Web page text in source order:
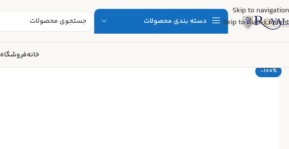
Skip to navigation
Skip to main content
دسته بندی محصولات
خانهفروشگاه
-100%